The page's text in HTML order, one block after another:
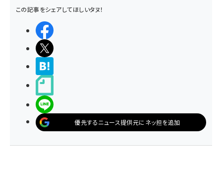
この記事をシェアしてほしいタヌ！
優先するニュース提供元にネッ担を追加